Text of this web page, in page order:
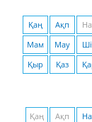
Қаң Ақп
Мам
Мау
Қыр
Қаз
Қаң Ақп